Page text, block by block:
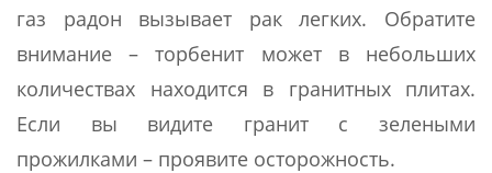
газ радон вызывает рак легких. Обратите
внимание – торбенит может в небольших
количествах находится в гранитных плитах.
Если вы видите гранит с зелеными
прожилками – проявите осторожность.